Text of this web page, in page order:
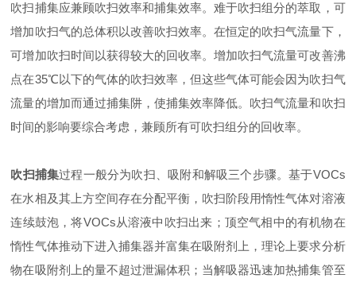
吹扫捕集应兼顾吹扫效率和捕集效率。难于吹扫组分的萃取，可
增加吹扫气的总体积以改善吹扫效率。在恒定的吹扫气流量下，
可增加吹扫时间以获得较大的回收率。增加吹扫气流量可改善沸
点在35℃以下的气体的吹扫效率，但这些气体可能会因为吹扫气
流量的增加而通过捕集阱，使捕集效率降低。吹扫气流量和吹扫
时间的影响要综合考虑，兼顾所有可吹扫组分的回收率。
吹扫捕集过程一般分为吹扫、吸附和解吸三个步骤。基于VOCs
在水相及其上方空间存在分配平衡，吹扫阶段用惰性气体对溶液
连续鼓泡，将VOCs从溶液中吹扫出来；顶空气相中的有机物在
惰性气体推动下进入捕集器并富集在吸附剂上，理论上要求分析
物在吸附剂上的量不超过泄漏体积；当解吸器迅速加热捕集管至